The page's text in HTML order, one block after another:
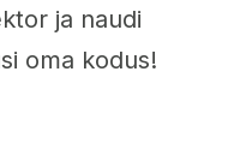
ja naudi
oma kodus!